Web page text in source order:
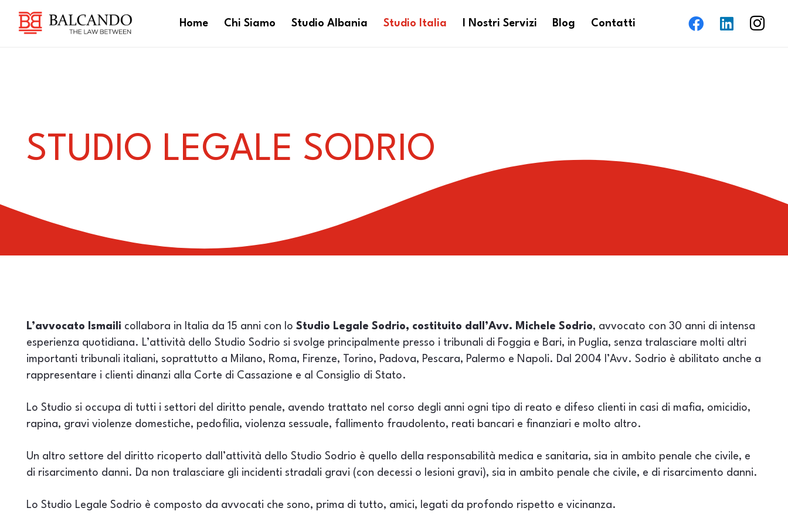
Home Chi Siamo Studio Albania Studio Italia I Nostri Servizi Blog Contatti
STUDIO LEGALE SODRIO
L’avvocato Ismaili collabora in Italia da 15 anni con lo Studio Legale Sodrio, costituito dall’Avv. Michele Sodrio, avvocato con 30 anni di intensa
esperienza quotidiana. L’attività dello Studio Sodrio si svolge principalmente presso i tribunali di Foggia e Bari, in Puglia, senza tralasciare molti altri
importanti tribunali italiani, soprattutto a Milano, Roma, Firenze, Torino, Padova, Pescara, Palermo e Napoli. Dal 2004 l’Avv. Sodrio è abilitato anche a
rappresentare i clienti dinanzi alla Corte di Cassazione e al Consiglio di Stato.
Lo Studio si occupa di tutti i settori del diritto penale, avendo trattato nel corso degli anni ogni tipo di reato e difeso clienti in casi di mafia, omicidio,
rapina, gravi violenze domestiche, pedofilia, violenza sessuale, fallimento fraudolento, reati bancari e finanziari e molto altro.
Un altro settore del diritto ricoperto dall’attività dello Studio Sodrio è quello della responsabilità medica e sanitaria, sia in ambito penale che civile, e
di risarcimento danni. Da non tralasciare gli incidenti stradali gravi (con decessi o lesioni gravi), sia in ambito penale che civile, e di risarcimento danni.
Lo Studio Legale Sodrio è composto da avvocati che sono, prima di tutto, amici, legati da profondo rispetto e vicinanza.